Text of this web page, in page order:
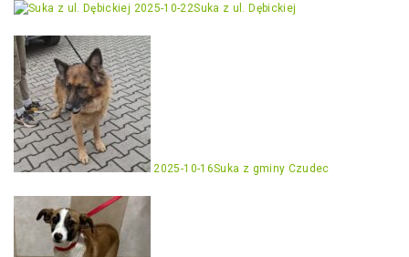
2025-10-22Suka z ul. Dębickiej
2025-10-16Suka z gminy Czudec